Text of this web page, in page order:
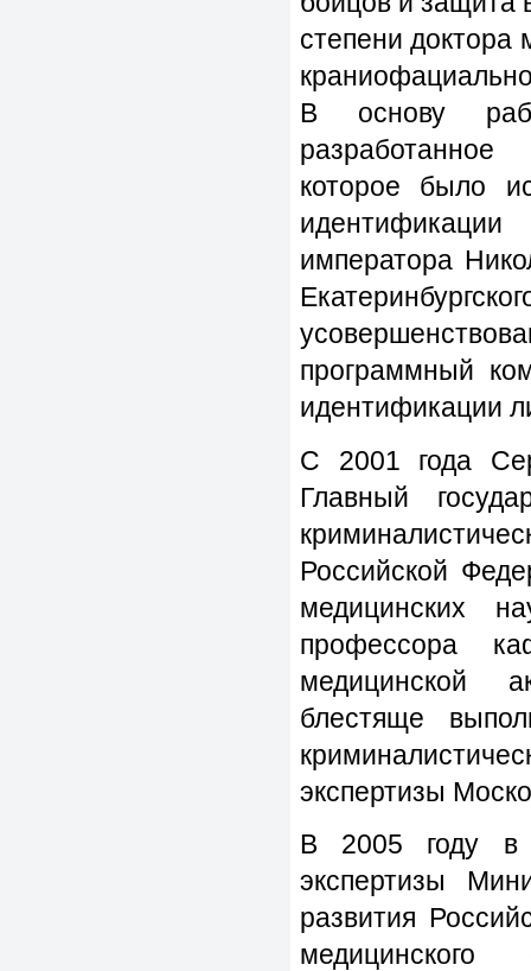
степени доктора
В основу
которое было
идентификации
императора
программный
идентификации
С 2001 года
Главный
Российской
медицинских
профессора
медицинской
блестяще
экспертизы
В 2005 году в
экспертизы
развития
медицинского